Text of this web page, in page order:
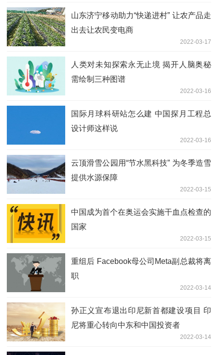
山东济宁移动助力“快递进村” 让农产品走
出去让农民变电商
2022-03-17
人类对未知探索永无止境 揭开人脑奥秘
需绘制三种图谱
2022-03-16
国际月球科研站怎么建 中国探月工程总
设计师这样说
2022-03-16
云顶滑雪公园用“节水黑科技” 为冬季造雪
提供水源保障
2022-03-15
中国成为首个在奥运会实施干血点检查的
国家
2022-03-15
重组后 Facebook母公司Meta副总裁将离
职
2022-03-14
孙正义宣布退出印尼新首都建设项目 印
尼将重心转向中东和中国投资者
2022-03-14